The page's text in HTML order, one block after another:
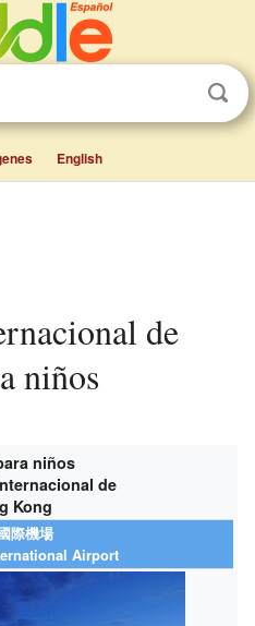
English
niños
niños
de
Kong
際機場
Airport